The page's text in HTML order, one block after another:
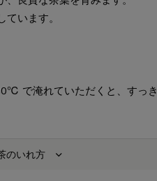
います。
で淹れていただくと、すっ
のいれ方